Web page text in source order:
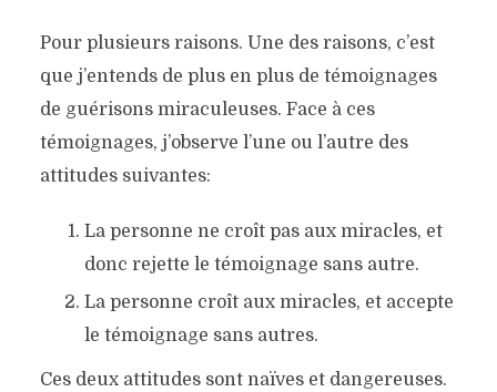
Pour plusieurs raisons. Une des raisons, c’est
que j’entends de plus en plus de témoignages
de guérisons miraculeuses. Face à ces
témoignages, j’observe l’une ou l’autre des
attitudes suivantes:
La personne ne croît pas aux miracles, et
donc rejette le témoignage sans autre.
La personne croît aux miracles, et accepte
le témoignage sans autres.
Ces deux attitudes sont naïves et dangereuses.